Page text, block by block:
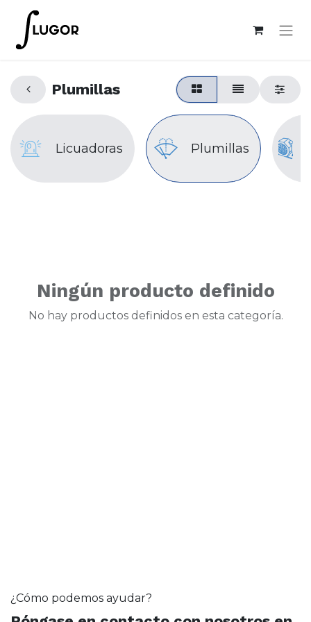
Plumillas
Licuadoras Plumillas
Ningún producto definido
No hay productos definidos en esta categoría.
¿Cómo podemos ayudar?